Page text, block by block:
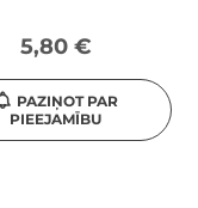
5,80 €
PAZIŅOT PAR
PIEEJAMĪBU